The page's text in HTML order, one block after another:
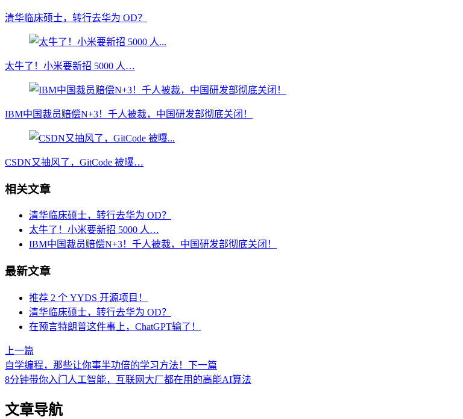
清华临床硕士，转行去华为 OD？
太牛了！小米要新招 5000 人…
IBM中国裁员赔偿N+3！千人被裁，中国研发部彻底关闭！
CSDN又抽风了，GitCode 被曝…
相关文章
清华临床硕士，转行去华为 OD？
太牛了！小米要新招 5000 人…
IBM中国裁员赔偿N+3！千人被裁，中国研发部彻底关闭！
最新文章
推荐 2 个 YYDS 开源项目！
清华临床硕士，转行去华为 OD？
在预言特朗普这件事上，ChatGPT输了！
上一篇
自学编程，那些让你事半功倍的学习方法！ 下一篇
8分钟带你入门人工智能，互联网大厂都在用的高能AI算法
文章导航